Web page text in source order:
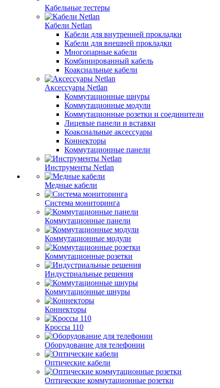
Кабельные тестеры
Кабели Netlan
Кабели для внутренней прокладки
Кабели для внешней прокладки
Многопарные кабели
Комбинированный кабель
Коаксиальные кабели
Аксессуары Netlan
Коммутационные шнуры
Коммутационные модули
Коммутационные розетки и соединители
Лицевые панели и вставки
Коаксиальные аксессуары
Коннекторы
Коммутационные панели
Инструменты Netlan
Медные кабели
Система мониторинга
Коммутационные панели
Коммутационные модули
Коммутационные розетки
Индустриальные решения
Коммутационные шнуры
Коннекторы
Кроссы 110
Оборудование для телефонии
Оптические кабели
Оптические коммутационные розетки